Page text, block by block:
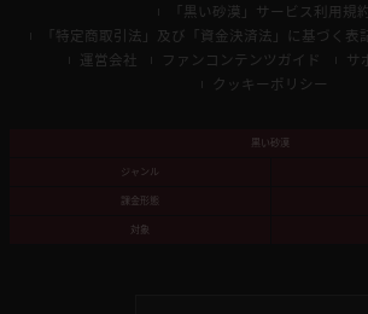
「黒い砂漠」サービス利用規
「特定商取引法」及び「資金決済法」に基づく表
運営会社
ファンコンテンツガイド
サ
クッキーポリシー
黒い砂漠
ジャンル
課金形態
対象